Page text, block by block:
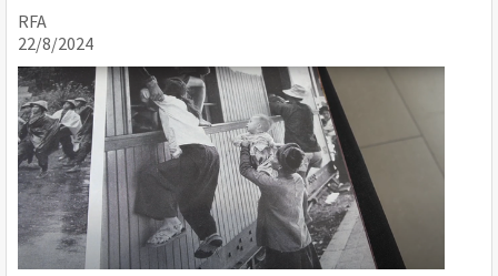
RFA
22/8/2024